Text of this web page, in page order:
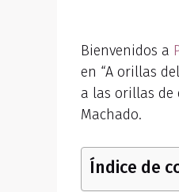
Bienvenidos a
en “A orillas
a las orillas de
Machado.
Índice de